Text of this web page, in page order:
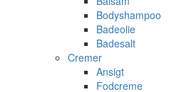
Bodyshampoo
Badeolie
Badesalt
Cremer
Ansigt
Fodcreme